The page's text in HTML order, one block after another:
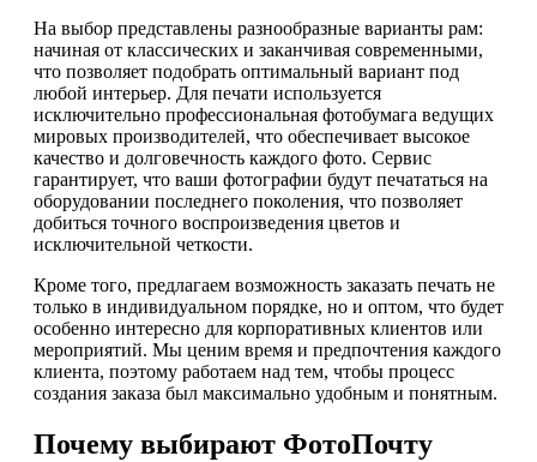
На выбор представлены разнообразные варианты рам:
начиная от классических и заканчивая современными,
что позволяет подобрать оптимальный вариант под
любой интерьер. Для печати используется
исключительно профессиональная фотобумага ведущих
мировых производителей, что обеспечивает высокое
качество и долговечность каждого фото. Сервис
гарантирует, что ваши фотографии будут печататься на
оборудовании последнего поколения, что позволяет
добиться точного воспроизведения цветов и
исключительной четкости.
Кроме того, предлагаем возможность заказать печать не
только в индивидуальном порядке, но и оптом, что будет
особенно интересно для корпоративных клиентов или
мероприятий. Мы ценим время и предпочтения каждого
клиента, поэтому работаем над тем, чтобы процесс
создания заказа был максимально удобным и понятным.
Почему выбирают ФотоПочту